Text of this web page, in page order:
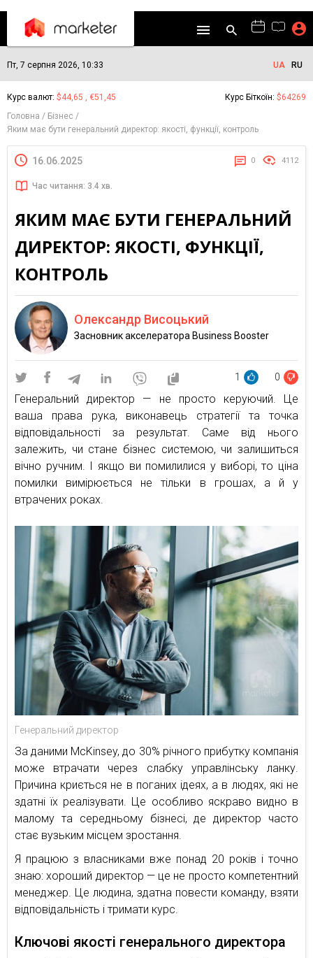
Пт, 7 серпня 2026, 10:33 UA RU
Курс валют: $44,65 , €51,45 Курс Біткоїн: $64269
Головна
Бізнес
Яким має бути генеральний директор: якості, функції, контроль
16.06.2025 0 4112
Час читання: 3.4 хв.
ЯКИМ МАЄ БУТИ ГЕНЕРАЛЬНИЙ
ДИРЕКТОР: ЯКОСТІ, ФУНКЦІЇ,
КОНТРОЛЬ
Олександр Висоцький
Засновник акселератора Business Booster
1 0
Генеральний директор — не просто керуючий. Це
ваша права рука, виконавець стратегії та точка
відповідальності за результат. Саме від нього
залежить, чи стане бізнес системою, чи залишиться
вічно ручним. І якщо ви помилилися у виборі, то ціна
помилки вимірюється не тільки в грошах, а й у
втрачених роках.
Генеральний директор
За даними McKinsey, до 30% річного прибутку компанія
може втрачати через слабку управлінську ланку.
Причина криється не в поганих ідеях, а в людях, які не
здатні їх реалізувати. Це особливо яскраво видно в
малому та середньому бізнесі, де директор часто
стає вузьким місцем зростання.
Я працюю з власниками вже понад 20 років і точно
знаю: хороший директор — це не просто компетентний
менеджер. Це людина, здатна повести команду, взяти
відповідальність і тримати курс.
Ключові якості генерального директора